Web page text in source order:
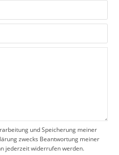
und Speicherung meiner
zwecks Beantwortung meiner
jederzeit widerrufen werden.